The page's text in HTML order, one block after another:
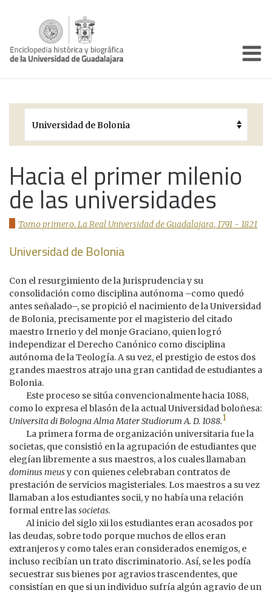
Períodos Históricos
Galería
Documentos institucionales
Hacia el primer milenio
de las universidades
Tomo primero. La Real Universidad de Guadalajara, 1791 - 1821
Universidad de Bolonia
Con el resurgimiento de la Jurisprudencia y su
consolidación como disciplina autónoma –como quedó
antes señalado–, se propició el nacimiento de la Universidad
de Bolonia, precisamente por el magisterio del citado
maestro Irnerio y del monje Graciano, quien logró
independizar el Derecho Canónico como disciplina
autónoma de la Teología. A su vez, el prestigio de estos dos
grandes maestros atrajo una gran cantidad de estudiantes a
Bolonia.
Este proceso se sitúa convencionalmente hacia 1088,
como lo expresa el blasón de la actual Universidad boloñesa:
Universita di Bologna Alma Mater Studiorum A. D. 1088.1
La primera forma de organización universitaria fue la
societas, que consistió en la agrupación de estudiantes que
elegían libremente a sus maestros, a los cuales llamaban
dominus meusy con quienes celebraban contratos de
prestación de servicios magisteriales. Los maestros a su vez
llamaban a los estudiantes socii, y no había una relación
formal entre lassocietas.
Al inicio del siglo xii los estudiantes eran acosados por
las deudas, sobre todo porque muchos de ellos eran
extranjeros y como tales eran considerados enemigos, e
incluso recibían un trato discriminatorio. Así, se les podía
secuestrar sus bienes por agravios trascendentes, que
consistían en que si un individuo sufría algún agravio de un